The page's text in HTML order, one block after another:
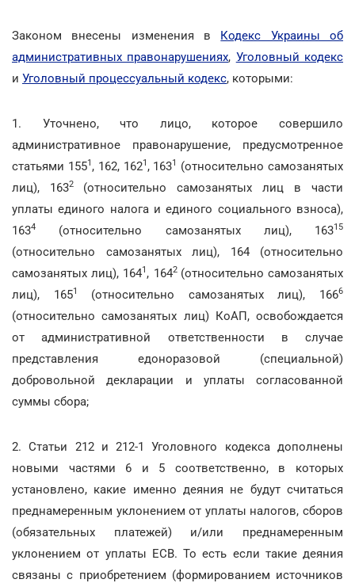
Законом внесены изменения в Кодекс Украины об
административных правонарушениях, Уголовный кодекс
и Уголовный процессуальный кодекс, которыми:
1. Уточнено, что лицо, которое совершило
административное правонарушение, предусмотренное
статьями 1551 , 162, 1621 , 1631
(относительно самозанятых
лиц), 1632 (относительно самозанятых лиц в части
уплаты единого налога и единого социального взноса),
1634 (относительно самозанятых лиц), 16315
(относительно самозанятых лиц), 164 (относительно
самозанятых лиц), 1641 , 1642 (относительно самозанятых
лиц), 1651 (относительно самозанятых лиц), 1666
(относительно самозанятых лиц) КоАП, освобождается
от административной ответственности в случае
представления едоноразовой (специальной)
добровольной декларации и уплаты согласованной
суммы сбора;
2. Статьи 212 и 212-1 Уголовного кодекса дополнены
новыми частями 6 и 5 соответственно, в которых
установлено, какие именно деяния не будут считаться
преднамеренным уклонением от уплаты налогов, сборов
(обязательных платежей) и/или преднамеренным
уклонением от уплаты ЕСВ. То есть если такие деяния
связаны с приобретением (формированием источников